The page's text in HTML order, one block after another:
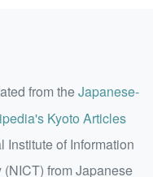
from theJapanese-
Kyoto Articles
of Information
from Japanese